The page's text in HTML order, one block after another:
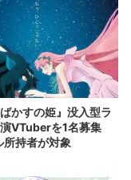
ばかすの姫』没入型ラ
VTuberを1名募集
所持者が対象